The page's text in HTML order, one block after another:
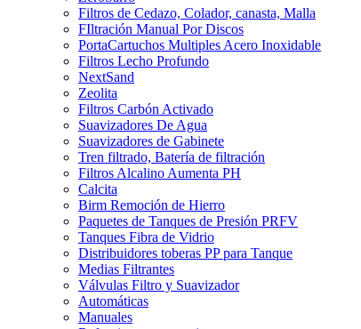
Filtros de Cedazo, Colador, canasta, Malla
FIltración Manual Por Discos
PortaCartuchos Multiples Acero Inoxidable
Filtros Lecho Profundo
NextSand
Zeolita
Filtros Carbón Activado
Suavizadores De Agua
Suavizadores de Gabinete
Tren filtrado, Batería de filtración
Filtros Alcalino Aumenta PH
Calcita
Birm Remoción de Hierro
Paquetes de Tanques de Presión PRFV
Tanques Fibra de Vidrio
Distribuidores toberas PP para Tanque
Medias Filtrantes
Válvulas Filtro y Suavizador
Automáticas
Manuales